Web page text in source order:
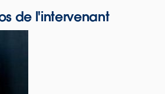
de l'intervenant